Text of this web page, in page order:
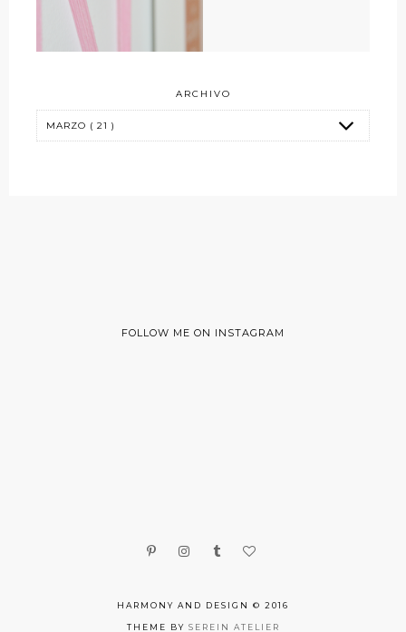
ARCHIVO
FOLLOW ME ON INSTAGRAM
HARMONY AND DESIGN © 2016
THEME BY SEREIN ATELIER